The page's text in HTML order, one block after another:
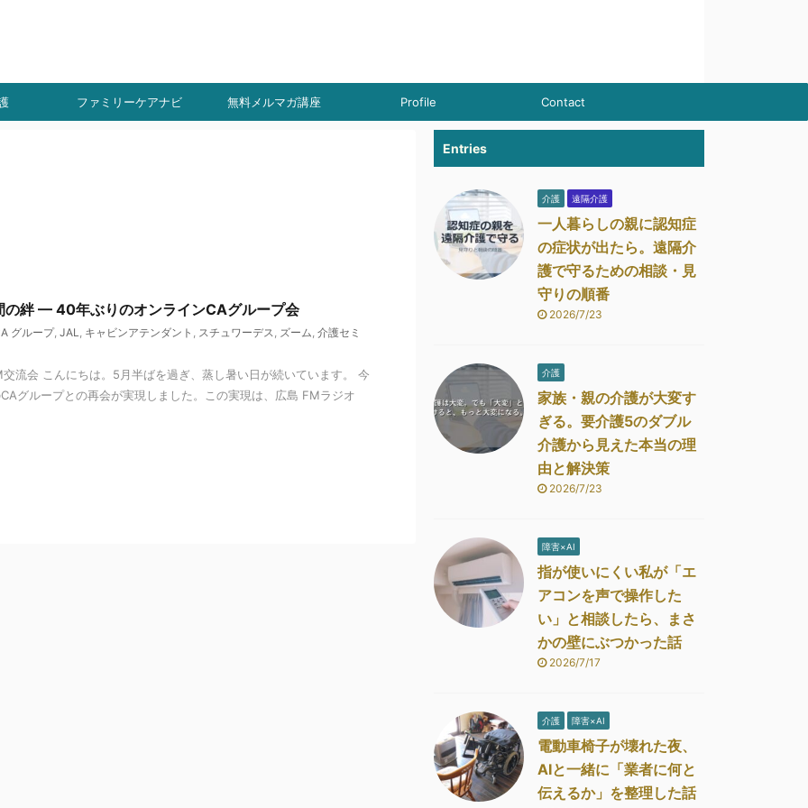
ファミリーケアナビ 無料メルマガ講座 Profile Contact
の絆 — 40年ぶりのオンラインCAグループ会
グループ, JAL, キャビンアテンダント , スチュワーデス, ズーム, 介護セミ
流会 こんにちは。5月半ばを過ぎ、蒸し暑い日が続いています。 今
グループとの再会が実現しました。この実現は、広島 FMラジオ
Entries
介護 遠隔介護
一人暮らしの親に認知症
の症状が出たら。遠隔介
護で守るための相談・見
守りの順番
2026/7/23
介護
家族・親の介護が大変す
ぎる。要介護5のダブル
介護から見えた本当の理
由と解決策
2026/7/23
障害×AI
指が使いにくい私が「エ
アコンを声で操作した
い」と相談したら、まさ
かの壁にぶつかった話
2026/7/17
介護 障害×AI
電動車椅子が壊れた夜、
AIと一緒に「業者に何と
伝えるか」を整理した話